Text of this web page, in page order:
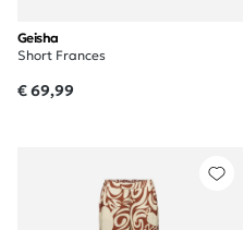
Geisha
Short Frances
€ 69,99